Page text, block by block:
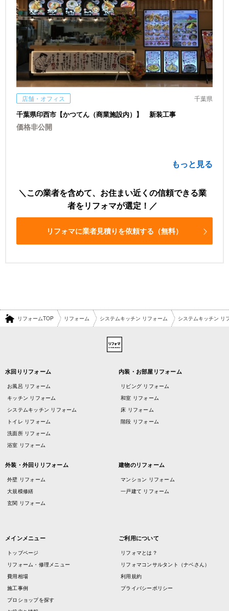
店舗・オフィス 千葉県
千葉県印西市【かつてん（商業施設内）】 新装工事
価格非公開
もっと見る
この業者を含めて、お住まい近くの信頼できる業
者をリフォマが選定！
リフォマに業者見積りを依頼する（無料）
リフォームTOP リフォーム システムキッチン リフォーム システムキッチン リ
水回りリフォーム
お風呂 リフォーム
キッチン リフォーム
システムキッチン リフォーム
トイレ リフォーム
洗面所 リフォーム
浴室 リフォーム
内装・お部屋リフォーム
リビング リフォーム
和室 リフォーム
床 リフォーム
階段 リフォーム
外装・外回りリフォーム
外壁 リフォーム
大規模修繕
玄関 リフォーム
建物のリフォーム
マンション リフォーム
一戸建て リフォーム
メインメニュー
トップページ
リフォーム・修理メニュー
費用相場
施工事例
プロショップを探す
ご利用について
リフォマとは？
リフォマコンサルタント（ナベさん）
利用規約
プライバシーポリシー